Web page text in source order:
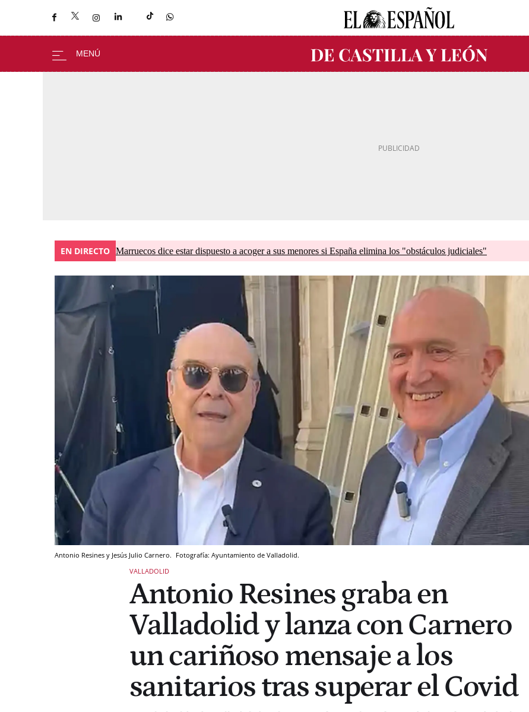
EN DIRECTO Marruecos dice estar dispuesto a acoger a sus menores si España elimina los "obstáculos judiciales"
Antonio Resines y Jesús Julio Carnero. Fotografía: Ayuntamiento de Valladolid.
VALLADOLID
Antonio Resines graba en
Valladolid y lanza con Carnero
un cariñoso mensaje a los
sanitarios tras superar el Covid